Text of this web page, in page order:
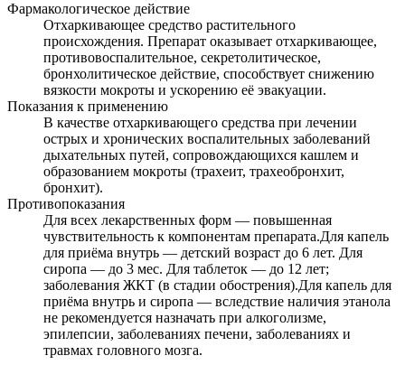
Фармакологическое действие
Отхаркивающее средство растительного
происхождения. Препарат оказывает отхаркивающее,
противовоспалительное, секретолитическое,
бронхолитическое действие, способствует снижению
вязкости мокроты и ускорению её эвакуации.
Показания к применению
В качестве отхаркивающего средства при лечении
острых и хронических воспалительных заболеваний
дыхательных путей, сопровождающихся кашлем и
образованием мокроты (трахеит, трахеобронхит,
бронхит).
Противопоказания
Для всех лекарственных форм — повышенная
чувствительность к компонентам препарата.Для капель
для приёма внутрь — детский возраст до 6 лет. Для
сиропа — до 3 мес. Для таблеток — до 12 лет;
заболевания ЖКТ (в стадии обострения).Для капель для
приёма внутрь и сиропа — вследствие наличия этанола
не рекомендуется назначать при алкоголизме,
эпилепсии, заболеваниях печени, заболеваниях и
травмах головного мозга.